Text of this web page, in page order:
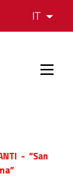
IT
- ”San